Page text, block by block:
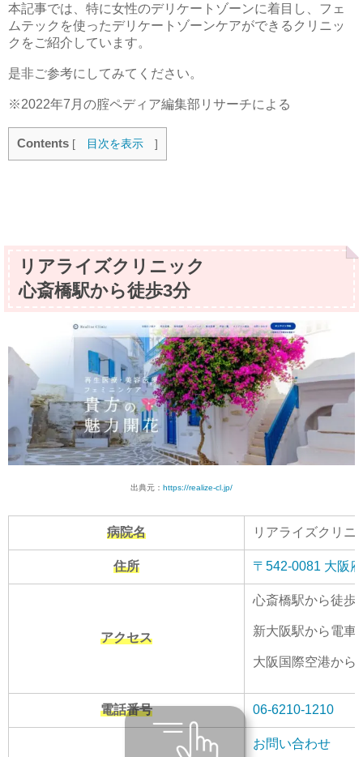
本記事では、特に女性のデリケートゾーンに着目し、フェ
ムテックを使ったデリケートゾーンケアができるクリニッ
クをご紹介しています。
是非ご参考にしてみてください。
※2022年7月の腟ペディア編集部リサーチによる
Contents [ 目次を表示 ]
リアライズクリニック
心斎橋駅から徒歩3分
出典元： https://realize-cl.jp/
病院名 リアライズクリニ
住所 〒542-0081 大阪
アクセス
心斎橋駅から徒歩
新大阪駅から電車
大阪国際空港から
電話番号 06-6210-1210
お問い合わせ